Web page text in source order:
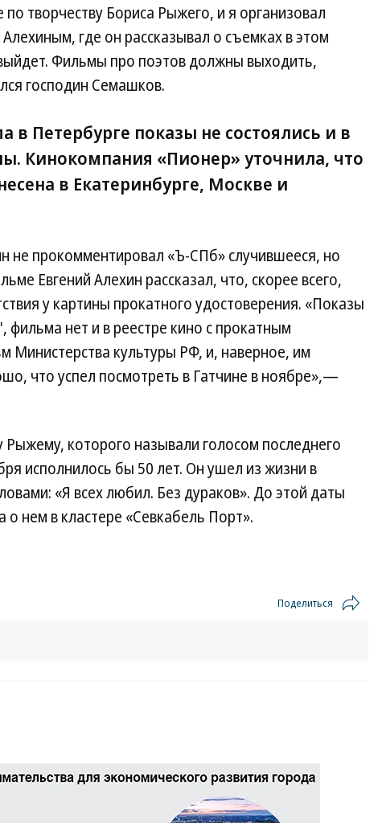
творчеству Бориса Рыжего, и я организовал
где он рассказывал о съемках в этом
Фильмы про поэтов должны выходить,
господин Семашков.
Петербурге показы не состоялись и в
Кинокомпания «Пионер» уточнила, что
в Екатеринбурге, Москве и
не прокомментировал «Ъ-СПб» случившееся, но
Евгений Алехин рассказал, что, скорее всего,
у картины прокатного удостоверения. «Показы
нет и в реестре кино с прокатным
Министерства культуры РФ, и, наверное, им
что успел посмотреть в Гатчине в ноябре»,—
Рыжему, которого называли голосом последнего
исполнилось бы 50 лет. Он ушел из жизни в
«Я всех любил. Без дураков». До этой даты
нем в кластере «Севкабель Порт».
Поделиться